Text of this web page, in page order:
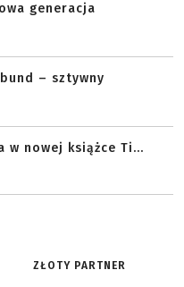
generacja
– sztywny
nowej książce Ti...
ZŁOTY PARTNER